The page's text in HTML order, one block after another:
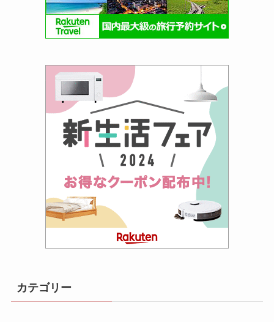
カテゴリー